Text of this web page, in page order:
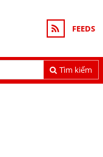
FEEDS
Tìm kiếm